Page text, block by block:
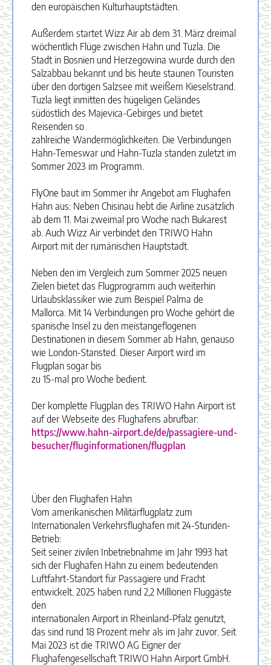
den europäischen Kulturhauptstädten.
Außerdem startet Wizz Air ab dem 31. März dreimal
wöchentlich Flüge zwischen Hahn und Tuzla. Die
Stadt in Bosnien und Herzegowina wurde durch den
Salzabbau bekannt und bis heute staunen Touristen
über den dortigen Salzsee mit weißem Kieselstrand.
Tuzla liegt inmitten des hügeligen Geländes
südöstlich des Majevica-Gebirges und bietet
Reisenden so
zahlreiche Wandermöglichkeiten. Die Verbindungen
Hahn-Temeswar und Hahn-Tuzla standen zuletzt im
Sommer 2023 im Programm.
FlyOne baut im Sommer ihr Angebot am Flughafen
Hahn aus: Neben Chisinau hebt die Airline zusätzlich
ab dem 11. Mai zweimal pro Woche nach Bukarest
ab. Auch Wizz Air verbindet den TRIWO Hahn
Airport mit der rumänischen Hauptstadt.
Neben den im Vergleich zum Sommer 2025 neuen
Zielen bietet das Flugprogramm auch weiterhin
Urlaubsklassiker wie zum Beispiel Palma de
Mallorca. Mit 14 Verbindungen pro Woche gehört die
spanische Insel zu den meistangeflogenen
Destinationen in diesem Sommer ab Hahn, genauso
wie London-Stansted. Dieser Airport wird im
Flugplan sogar bis
zu 15-mal pro Woche bedient.
Der komplette Flugplan des TRIWO Hahn Airport ist
auf der Webseite des Flughafens abrufbar:
https://www.hahn-airport.de/de/passagiere-und-
besucher/fluginformationen/flugplan
Über den Flughafen Hahn
Vom amerikanischen Militärflugplatz zum
Internationalen Verkehrsflughafen mit 24-Stunden-
Betrieb:
Seit seiner zivilen Inbetriebnahme im Jahr 1993 hat
sich der Flughafen Hahn zu einem bedeutenden
Luftfahrt-Standort für Passagiere und Fracht
entwickelt. 2025 haben rund 2,2 Millionen Fluggäste
den
internationalen Airport in Rheinland-Pfalz genutzt,
das sind rund 18 Prozent mehr als im Jahr zuvor. Seit
Mai 2023 ist die TRIWO AG Eigner der
Flughafengesellschaft TRIWO Hahn Airport GmbH.